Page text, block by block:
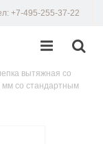
+7-495-255-37-22
вытяжная со
мм со стандартным